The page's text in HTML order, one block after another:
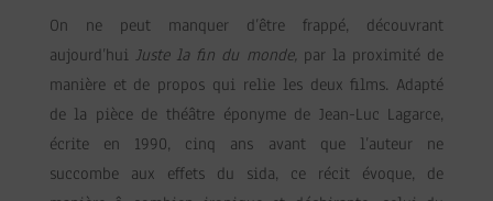
On ne peut manquer d’être frappé, découvrant
aujourd’hui Juste la fin du monde, par la proximité de
manière et de propos qui relie les deux films. Adapté
de la pièce de théâtre éponyme de Jean-Luc Lagarce,
écrite en 1990, cinq ans avant que l’auteur ne
succombe aux effets du sida, ce récit évoque, de